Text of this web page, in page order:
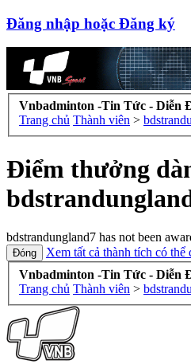
Đăng nhập hoặc Đăng ký
Vnbadminton -Tin Tức - Diễn
Trang chủ Thành viên >
Điểm thưởng
bdstrandungland7 has not been
Xem tất cả thành tích có thể
Vnbadminton -Tin Tức - Diễn
Trang chủ Thành viên >